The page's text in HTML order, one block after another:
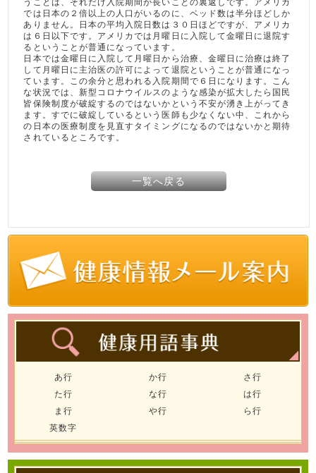
では日本の２倍以上の人口がいるのに、ベッド数は半分ほどしか
ありません。日本の平均入院日数は３０日ほどですが、アメリカ
は６日以下です。アメリカでは月曜日に入院して金曜日に退院す
るということが普通になっています。
日本では金曜日に入院して月曜日から治療、金曜日に治療は終了
して月曜日に主治医の許可によって退院ということが普通になっ
ています。この余分と思われる入院期間で６日になります。こん
な状況では、新型コロナウイルスのような感染が拡大したら国民
皆保険制度が破綻するのではないかという不安が湧き上がってき
ます。すでに破綻しているという医師も少なくない中、これから
の日本の医療制度を見直すタイミングになるのではないかと期待
されているところです。
一覧へ戻る
あ行 か行
さ行
た行
な行
は行
ま行
や行
ら行
英数字